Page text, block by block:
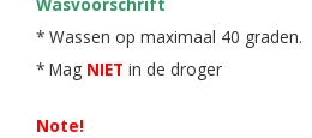
* Wassen op maximaal 40 graden.
* Mag NIET in de droger
Note!